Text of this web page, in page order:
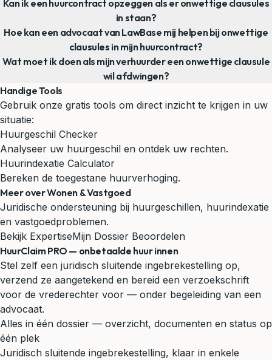
Kan ik een huurcontract opzeggen als er onwettige clausules
in staan?
Hoe kan een advocaat van LawBase mij helpen bij onwettige
clausules in mijn huurcontract?
Wat moet ik doen als mijn verhuurder een onwettige clausule
wil afdwingen?
Handige Tools
Gebruik onze gratis tools om direct inzicht te krijgen in uw
situatie:
Huurgeschil Checker
Analyseer uw huurgeschil en ontdek uw rechten.
Huurindexatie Calculator
Bereken de toegestane huurverhoging.
Meer over Wonen & Vastgoed
Juridische ondersteuning bij huurgeschillen, huurindexatie
en vastgoedproblemen.
Bekijk ExpertiseMijn Dossier Beoordelen
HuurClaim PRO — onbetaalde huur innen
Stel zelf een juridisch sluitende ingebrekestelling op,
verzend ze aangetekend en bereid een verzoekschrift
voor de vrederechter voor — onder begeleiding van een
advocaat.
Alles in één dossier — overzicht, documenten en status op
één plek
Juridisch sluitende ingebrekestelling, klaar in enkele